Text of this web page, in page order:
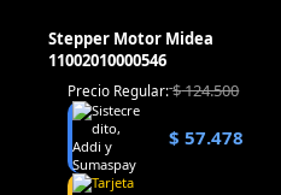
Stepper Motor Midea
11002010000546
Precio Regular:$124.500
$ 57.478